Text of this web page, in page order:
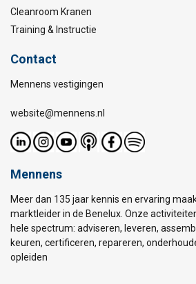
Cleanroom Kranen
Training & Instructie
Contact
Mennens vestigingen
website@mennens.nl
Mennens
Meer dan 135 jaar kennis en ervaring
marktleider in de Benelux. Onze
hele spectrum: adviseren, leveren,
keuren, certificeren, repareren,
opleiden